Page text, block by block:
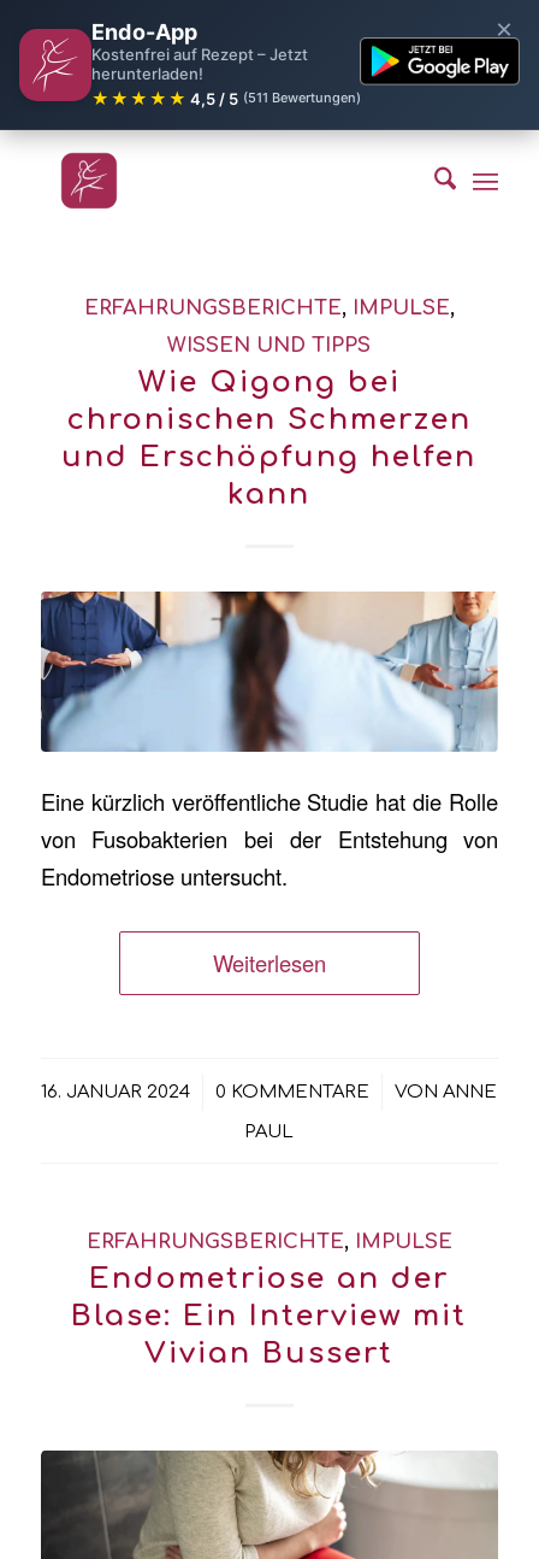
Endo-App
Kostenfrei auf Rezept – Jetzt
herunterladen!
★★★★★ 4,5 / 5 (511 Bewertungen)
×
ERFAHRUNGSBERICHTE, IMPULSE,
WISSEN UND TIPPS
Wie Qigong bei
chronischen Schmerzen
und Erschöpfung helfen
kann
Eine kürzlich veröffentliche Studie hat die Rolle
von Fusobakterien bei der Entstehung von
Endometriose untersucht.
Weiterlesen
16. JANUAR 2024
/ 0 KOMMENTARE
/ VONANNE
PAUL
ERFAHRUNGSBERICHTE, IMPULSE
Endometriose an der
Blase: Ein Interview mit
Vivian Bussert